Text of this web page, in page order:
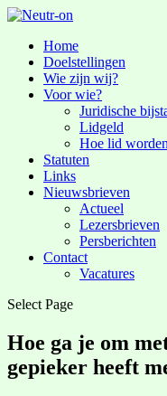
Home
Doelstellingen
Wie zijn wij?
Voor wie?
Juridische
Lidgeld
Hoe lid
Statuten
Links
Nieuwsbrieven
Actueel
Lezersbrieven
Persberichten
Contact
Vacatures
Select Page
Hoe ga je om
gepieker heeft